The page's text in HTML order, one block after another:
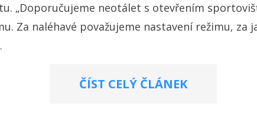
„Doporučujeme neotálet s otevřením
Za naléhavé považujeme nastavení režimu, za
ČÍST CELÝ ČLÁNEK